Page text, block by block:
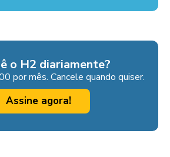
o H2 diariamente?
por mês. Cancele quando quiser.
Assine agora!